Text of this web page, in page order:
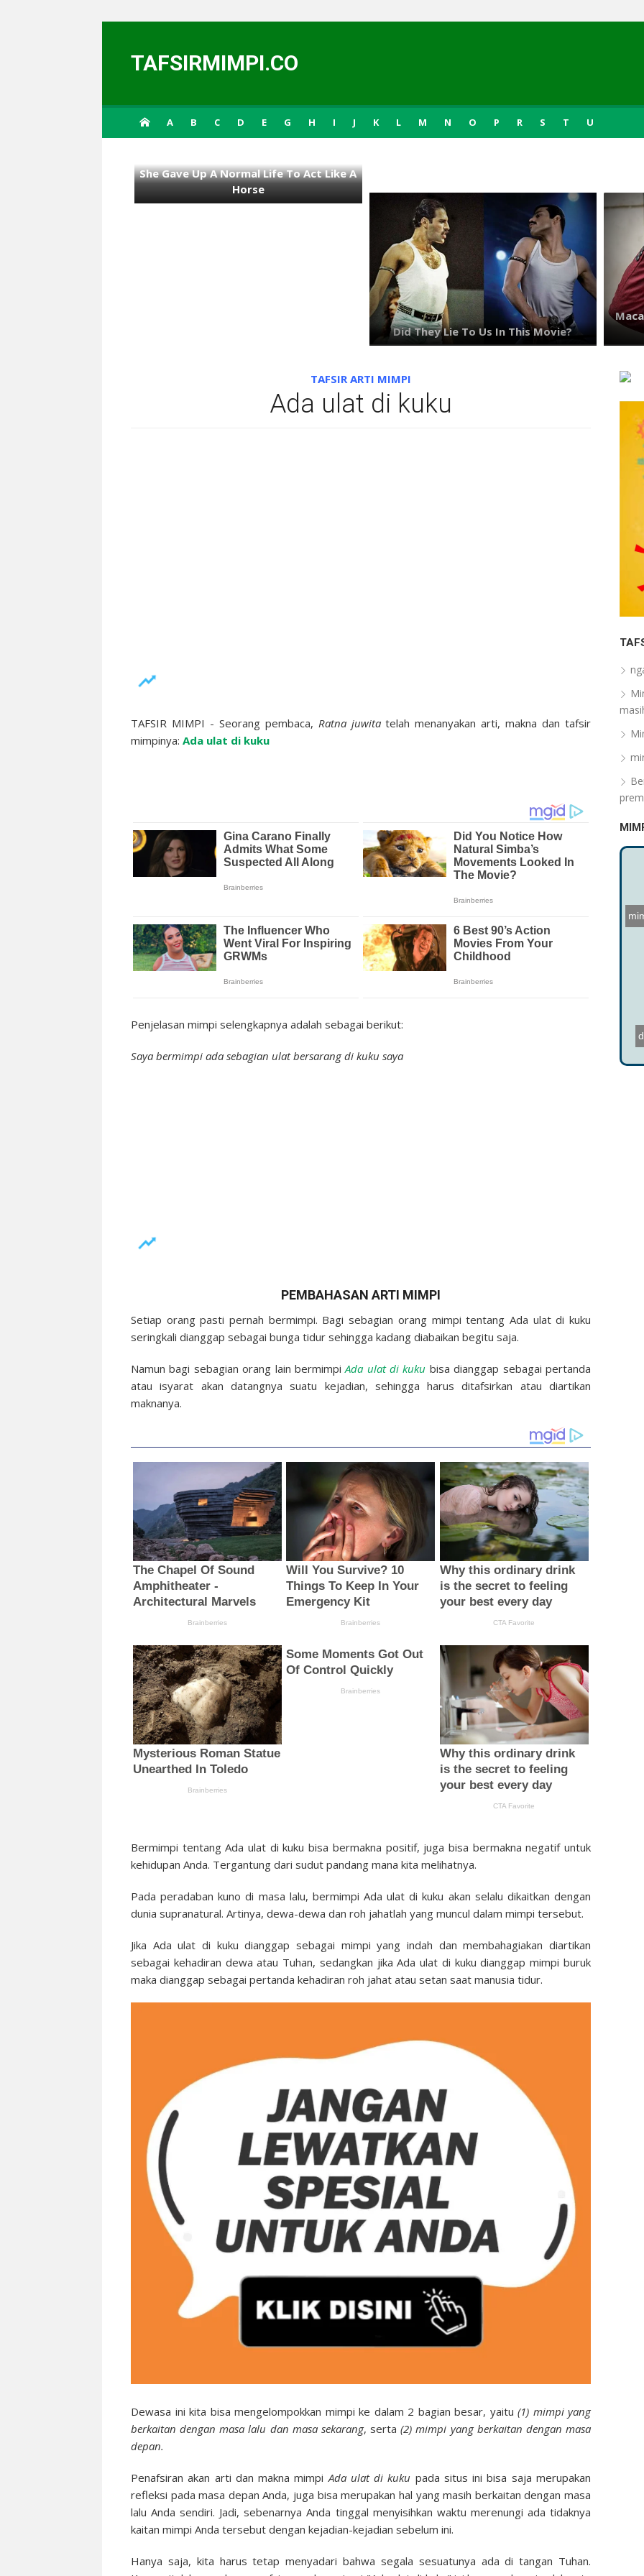
TAFSIRMIMPI.CO
A B C D E G H I J K L M N O P R S T U
TAFSIR ARTI MIMPI
Ada ulat di kuku
TAFSIR MIMPI - Seorang pembaca, Ratna juwitatelah menanyakan arti, makna dan tafsir
mimpinya: Ada ulat di kuku
Penjelasan mimpi selengkapnya adalah sebagai berikut:
Saya bermimpi ada sebagian ulat bersarang di kuku saya
PEMBAHASAN ARTI MIMPI
Setiap orang pasti pernah bermimpi. Bagi sebagian orang mimpi tentang Ada ulat di kuku
seringkali dianggap sebagai bunga tidur sehingga kadang diabaikan begitu saja.
Namun bagi sebagian orang lain bermimpiAda ulat di kuku bisa dianggap sebagai pertanda
atau isyarat akan datangnya suatu kejadian, sehingga harus ditafsirkan atau diartikan
maknanya.
Bermimpi tentang Ada ulat di kuku bisa bermakna positif, juga bisa bermakna negatif untuk
kehidupan Anda. Tergantung dari sudut pandang mana kita melihatnya.
Pada peradaban kuno di masa lalu, bermimpi Ada ulat di kuku akan selalu dikaitkan dengan
dunia supranatural. Artinya, dewa-dewa dan roh jahatlah yang muncul dalam mimpi tersebut.
Jika Ada ulat di kuku dianggap sebagai mimpi yang indah dan membahagiakan diartikan
sebagai kehadiran dewa atau Tuhan, sedangkan jika Ada ulat di kuku dianggap mimpi buruk
maka dianggap sebagai pertanda kehadiran roh jahat atau setan saat manusia tidur.
Dewasa ini kita bisa mengelompokkan mimpi ke dalam 2 bagian besar, yaitu (1) mimpi yang
berkaitan dengan masa lalu dan masa sekarang, serta(2) mimpi yang berkaitan dengan masa
depan.
Penafsiran akan arti dan makna mimpi Ada ulat di kuku pada situs ini bisa saja merupakan
refleksi pada masa depan Anda, juga bisa merupakan hal yang masih berkaitan dengan masa
lalu Anda sendiri. Jadi, sebenarnya Anda tinggal menyisihkan waktu merenungi ada tidaknya
kaitan mimpi Anda tersebut dengan kejadian-kejadian sebelum ini.
Hanya saja, kita harus tetap menyadari bahwa segala sesuatunya ada di tangan Tuhan.